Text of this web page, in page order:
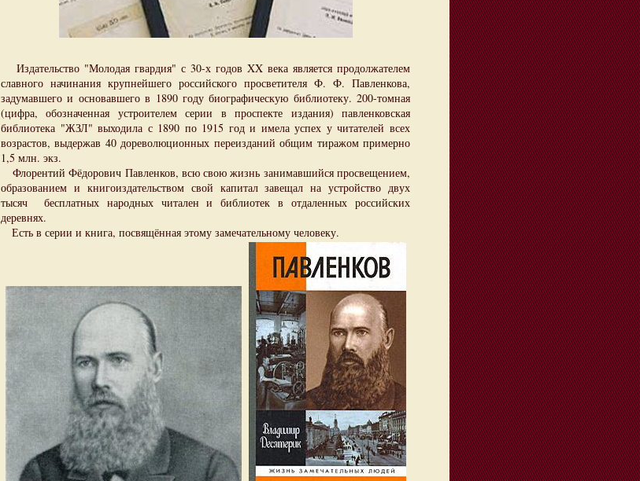
Издательство "Молодая гвардия" с 30-х годов XX века является продолжателем
славного начинания крупнейшего российского просветителя Ф. Ф. Павленкова,
задумавшего и основавшего в 1890 году биографическую библиотеку. 200-томная
(цифра, обозначенная устроителем серии в проспекте издания) павленковская
библиотека "ЖЗЛ" выходила с 1890 по 1915 год и имела успех у читателей всех
возрастов, выдержав 40 дореволюционных переизданий общим тиражом примерно
1,5 млн. экз.
Флорентий Фёдорович Павленков, всю свою жизнь занимавшийся просвещением,
образованием и книгоиздательством свой капитал завещал на устройство двух
тысяч бесплатных народных читален и библиотек в отдаленных российских
деревнях.
Есть в серии и книга, посвящённая этому замечательному человеку.